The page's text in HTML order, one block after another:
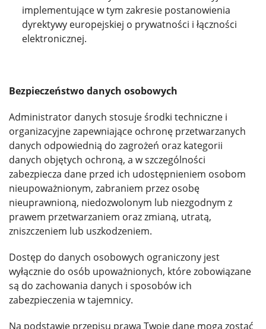
implementujące w tym zakresie postanowienia
dyrektywy europejskiej o prywatności i łączności
elektronicznej.
Bezpieczeństwo danych osobowych
Administrator danych stosuje środki techniczne i
organizacyjne zapewniające ochronę przetwarzanych
danych odpowiednią do zagrożeń oraz kategorii
danych objętych ochroną, a w szczególności
zabezpiecza dane przed ich udostępnieniem osobom
nieupoważnionym, zabraniem przez osobę
nieuprawnioną, niedozwolonym lub niezgodnym z
prawem przetwarzaniem oraz zmianą, utratą,
zniszczeniem lub uszkodzeniem.
Dostęp do danych osobowych ograniczony jest
wyłącznie do osób upoważnionych, które zobowiązane
są do zachowania danych i sposobów ich
zabezpieczenia w tajemnicy.
Na podstawie przepisu prawa Twoje dane mogą zostać